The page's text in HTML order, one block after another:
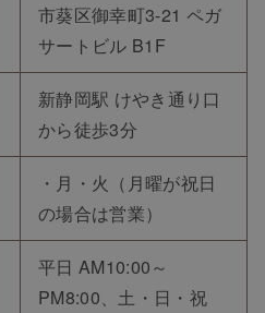
市葵区御幸町3-21 ペガ
サートビル B1F
新静岡駅 けやき通り口
から徒歩3分
・月・火（月曜が祝日
の場合は営業）
平日 AM10:00～
PM8:00、土・日・祝